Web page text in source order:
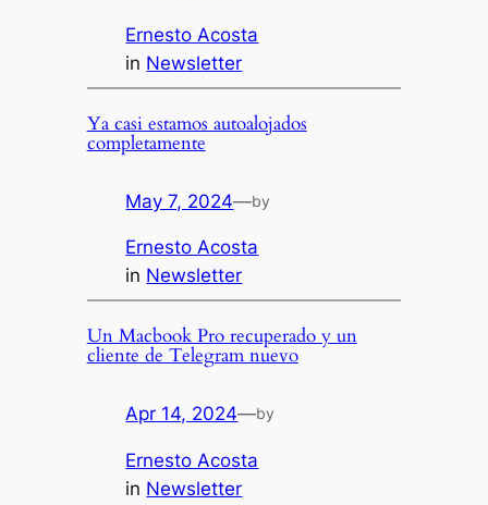
Ernesto Acosta
in Newsletter
Ya casi estamos autoalojados
completamente
May 7, 2024—by
Ernesto Acosta
in Newsletter
Un Macbook Pro recuperado y un
cliente de Telegram nuevo
Apr 14, 2024—by
Ernesto Acosta
in Newsletter